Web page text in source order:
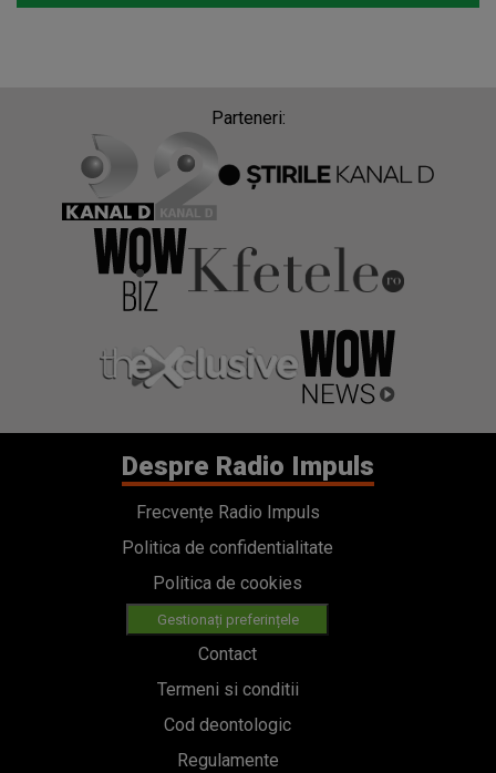
Parteneri:
Despre Radio Impuls
Frecvențe Radio Impuls
Politica de confidentialitate
Politica de cookies
Gestionați preferințele
Contact
Termeni si conditii
Cod deontologic
Regulamente